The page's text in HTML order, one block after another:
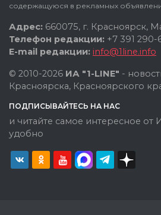
содержащуюся в рекламных
Адрес: 660075, г. Красноярск,
Телефон редакции: +7 391 290-
E-mail редакции: info@1line.info
© 2010-2026 ИА "1-LINE" -
Красноярска, Красноярского
ПОДПИСЫВАЙТЕСЬ НА НАС
и читайте самое интересное от
удобно